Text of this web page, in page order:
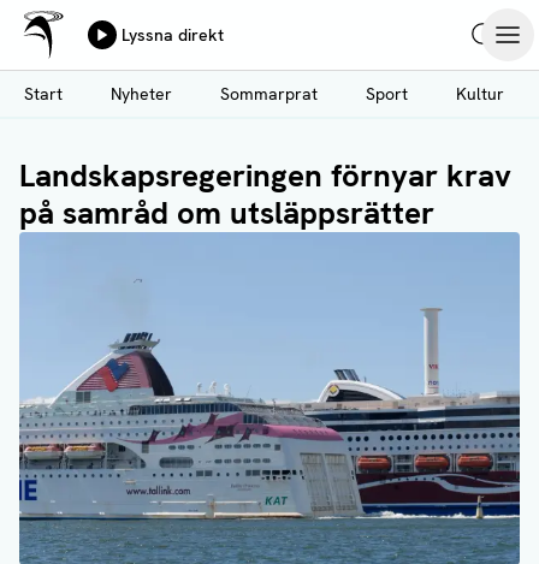
Hoppa
till
huvudinnehåll
Ålands Radio & TV
Lyssna direkt
Start
Nyheter Sommarprat Sport Kultur
Landskapsregeringen förnyar krav
på samråd om utsläppsrätter